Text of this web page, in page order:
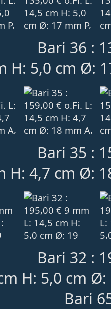
Bari 36 :
H: 5,0 cm Ø:
Bari 35 :
H: 4,7 cm Ø:
Bari 32 :
H: 5,0 cm
Bari